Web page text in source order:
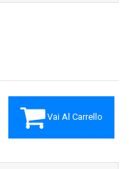
Vai Al Carrello